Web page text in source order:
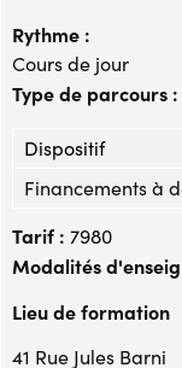
Rythme :
Cours de jour
Type de parcours :
Dispositif
Financements à
Tarif : 7980
Modalités
Lieu de formation
41 Rue Jules Barni